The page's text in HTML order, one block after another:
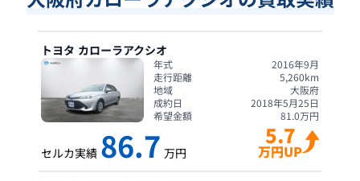
トヨタ カローラアクシオ
年式
2016年9月
走行距離
5,260km
地域
大阪府
成約日
2018年5月25日
希望金額
81.0万円
セルカ実績 86.7 万円
5.7
万円UP